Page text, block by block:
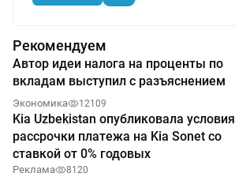
Рекомендуем
Автор идеи налога на проценты по
вкладам выступил с разъяснением
Экономика 12109
Kia Uzbekistan опубликовала условия
рассрочки платежа на Kia Sonet со
ставкой от 0% годовых
Реклама 8120